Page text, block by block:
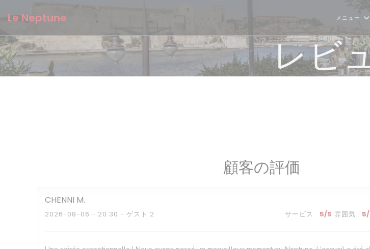
Le Neptune メニュー
レビ
顧客の評価
CHENNI M
2026-08-06 - 20:30 - ゲスト 2 サービス : 5/5 雰囲気 : 5